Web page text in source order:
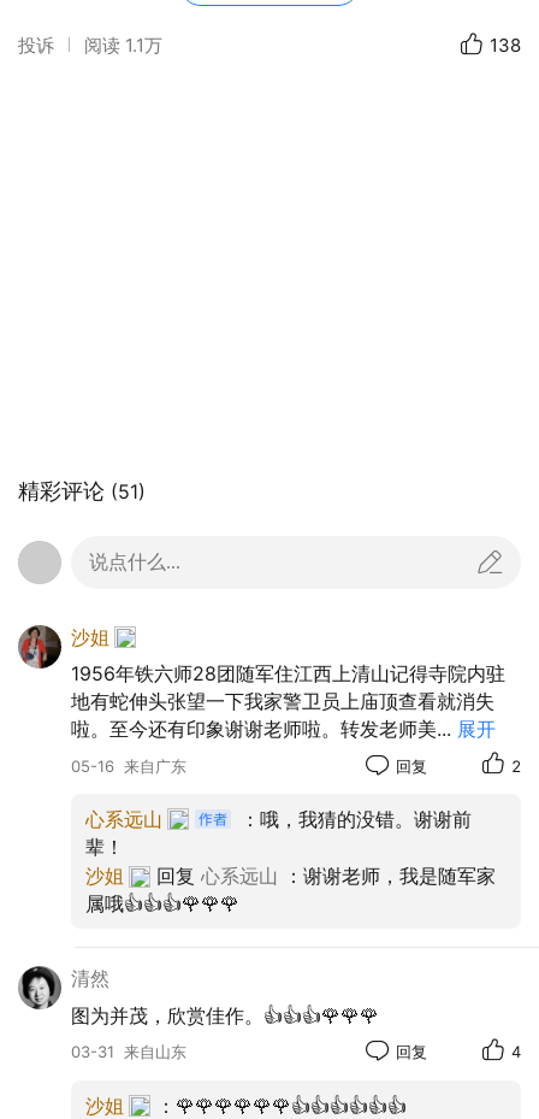
联：问道龙虎山，祈福长庆坊
投诉 阅读 1.1万 138
精彩评论 (51)
说点什么...
沙姐
1956年铁六师28团随军住江西上清山记得寺院内驻
地有蛇伸头张望一下我家警卫员上庙顶查看就消失
啦。至今还有印象谢谢老师啦。转发老师美... 展开
05-16 来自广东 回复 2
心系远山
：哦，我猜的没错。谢谢前
辈！
沙姐
回复 心系远山
：谢谢老师，我是随军家
属哦👍👍👍🌹🌹🌹
清然
图为并茂，欣赏佳作。👍👍👍🌹🌹🌹
03-31 来自山东 回复 4
沙姐
：🌹🌹🌹🌹🌹🌹👍👍👍👍👍👍